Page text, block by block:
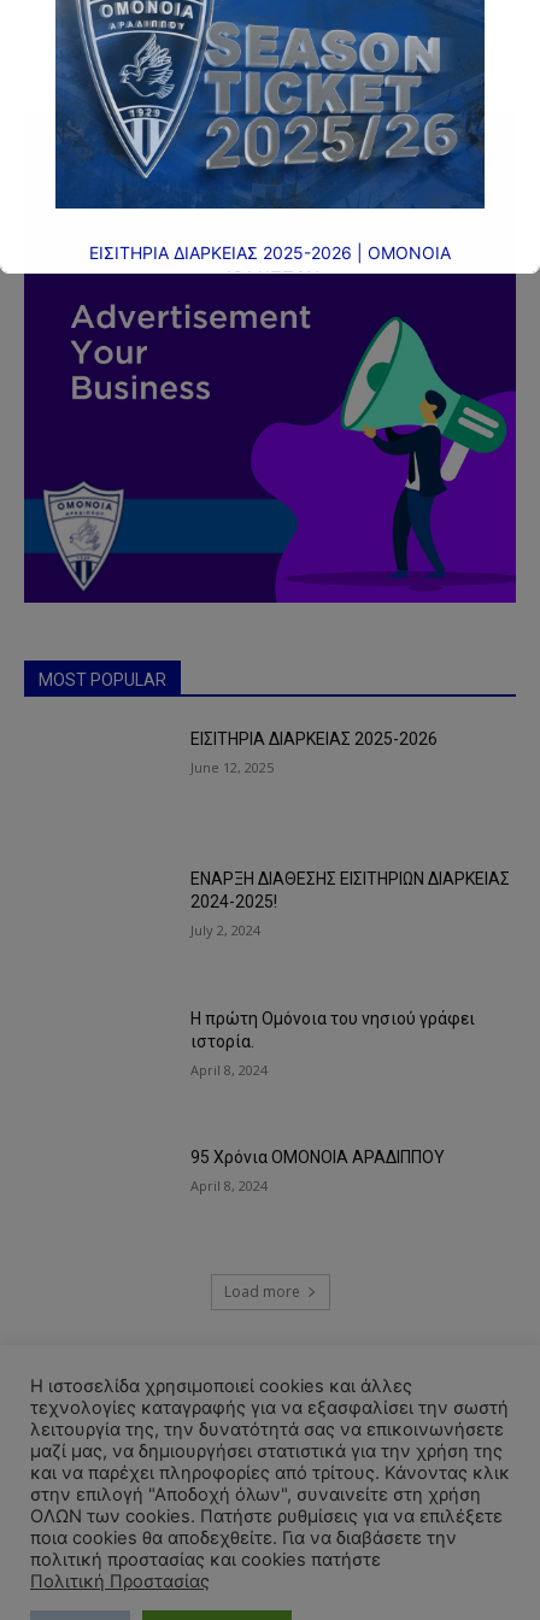
- Advertisment -
MOST POPULAR
ΕΙΣΙΤΗΡΙΑ ΔΙΑΡΚΕΙΑΣ 2025-2026
June 12, 2025
ΕΝΑΡΞΗ ΔΙΑΘΕΣΗΣ ΕΙΣΙΤΗΡΙΩΝ ΔΙΑΡΚΕΙΑΣ
2024-2025!
July 2, 2024
Η πρώτη Ομόνοια του νησιού γράφει
ιστορία.
April 8, 2024
95 Χρόνια ΟΜΟΝΟΙΑ ΑΡΑΔΙΠΠΟΥ
April 8, 2024
Load more
[smbtoolbar]
© 2024 OMONOIA ARADIPPOU FC. All rights reserved.
Η ιστοσελίδα χρησιμοποιεί cookies και άλλες
τεχνολογίες καταγραφής για να εξασφαλίσει την σωστή
λειτουργία της, την δυνατότητά σας να επικοινωνήσετε
μαζί μας, να δημιουργήσει στατιστικά για την χρήση της
και να παρέχει πληροφορίες από τρίτους. Κάνοντας κλικ
στην επιλογή "Αποδοχή όλων", συναινείτε στη χρήση
ΟΛΩΝ των cookies. Πατήστε ρυθμίσεις για να επιλέξετε
ποια cookies θα αποδεχθείτε. Για να διαβάσετε την
πολιτική προστασίας και cookies πατήστε
Πολιτική Προστασίας
ΕΙΣΙΤΗΡΙΑ ΔΙΑΡΚΕΙΑΣ 2025-2026 | ΟΜΟΝΟΙΑ
ΑΡΑΔΙΠΠΟΥ